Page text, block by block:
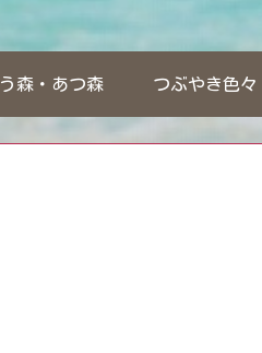
森・あつ森 つぶやき色々